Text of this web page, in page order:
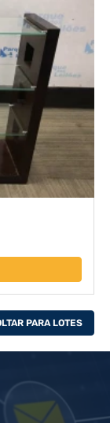
PARA LOTES